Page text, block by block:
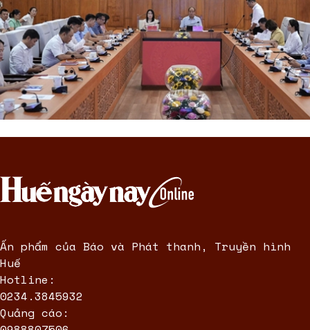
Ấn phẩm của Báo và Phát thanh, Truyền hình
Huế
Hotline:
0234.3845932
Quảng cáo: